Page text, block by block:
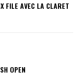
FILE AVEC LA CLARET
OPEN